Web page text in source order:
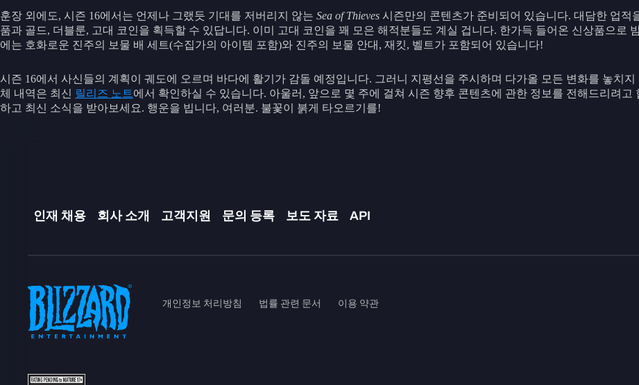
훈장 외에도, 시즌 16에서는 언제나 그랬듯 기대를 저버리지 않는 Sea of Thieves 시즌만의 콘텐츠가 준비되어 있습니다. 대담한 업적
품과 골드, 더블룬, 고대 코인을 획득할 수 있답니다. 이미 고대 코인을 꽤 모은 해적분들도 계실 겁니다. 한가득 들어온 신상품으로
에는 호화로운 진주의 보물 배 세트(수집가의 아이템 포함)와 진주의 보물 안대, 재킷, 벨트가 포함되어 있습니다!
시즌 16에서 사신들의 계획이 궤도에 오르며 바다에 활기가 감돌 예정입니다. 그러니 지평선을 주시하며 다가올 모든 변화를 놓치
체 내역은 최신
릴리즈 노트에서 확인하실 수 있습니다. 아울러, 앞으로 몇 주에 걸쳐 시즌 향후 콘텐츠에 관한 정보를 전해드리려고
하고 최신 소식을 받아보세요. 행운을 빕니다, 여러분. 불꽃이 붉게 타오르기를!